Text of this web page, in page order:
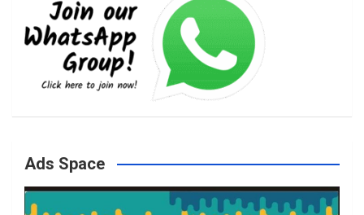
e
b
o r r e
Ads Space